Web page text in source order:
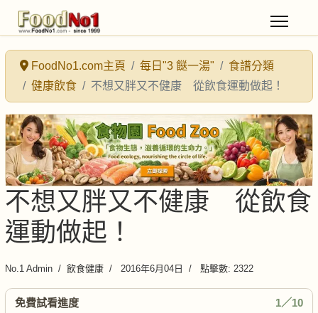
FoodNo1.com主頁 每日"3 餸一湯"
食譜分類
健康飲食
不想又胖又不健康 從飲食運動做起！
不想又胖又不健康 從飲食
運動做起！
No.1 Admin 飲食健康 2016年6月04日 點擊數: 2322
免費試看進度 1／10